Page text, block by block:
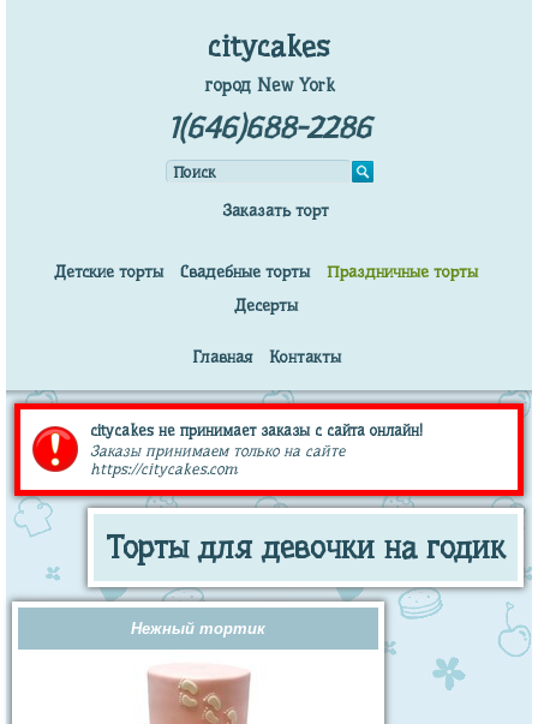
citycakes
город New York
1(646)688-2286
Заказать торт
Детские торты Свадебные торты
Праздничные торты
Десерты
Главная Контакты
citycakes не принимает заказы с сайта онлайн!
Заказы принимаем только на сайте
https://citycakes.com
Торты для девочки на годик
Нежный тортик